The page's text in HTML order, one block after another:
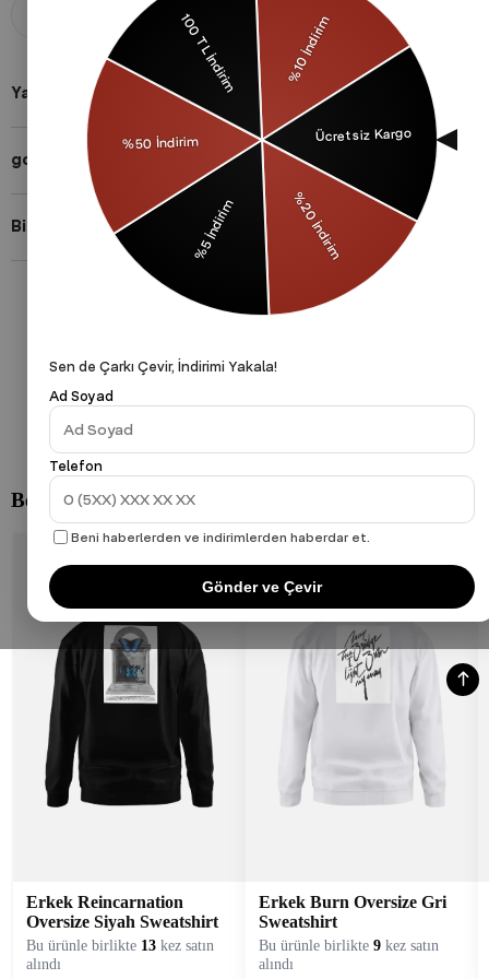
Aldığınız ürünü 14 gün içerisinde
iade edebilirsiniz.
Taksit imkanları ile herkese uygun
ödeme yöntemleri.
Yardıma mı ihtiyacın var?
gothamVibes Hakkında
Bizi Takip Et!
Sen de Çarkı Çevir, İndirimi Yakala!
Ad Soyad
Telefon
Beni haberlerden ve indirimlerden haberdar et.
Gönder ve Çevir